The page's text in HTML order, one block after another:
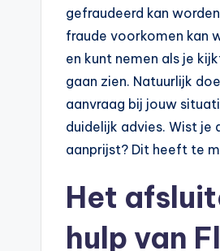
gefraudeerd kan
fraude voorkomen kan
en kunt nemen als je
gaan zien. Natuurlijk
aanvraag bij jouw
duidelijk advies. Wist je
aanprijst? Dit heeft te
Het
hulp van